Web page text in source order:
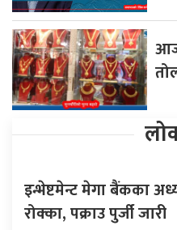
इन्भेष्टमेन्ट मेगा बैंकका
रोक्का, पक्राउ पुर्जी जारी